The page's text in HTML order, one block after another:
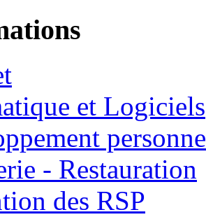
et Logiciels
- Restauration
des RSP